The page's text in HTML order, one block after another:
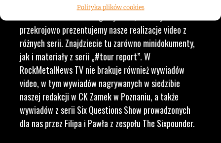
Polityka plików cookies
przekrojowo prezentujemy nasze realizacje video z
różnych serii. Znajdziecie tu zarówno minidokumenty,
jak i materiały z serii „#tour report”. W
RockMetalNews TV nie brakuje również wywiadów
video, w tym wywiadów nagrywanych w siedzibie
naszej redakcji w CK Zamek w Poznaniu, a także
wywiadów z serii Six Questions Show prowadzonych
dla nas przez Filipa i Pawła z zespołu The Sixpounder.